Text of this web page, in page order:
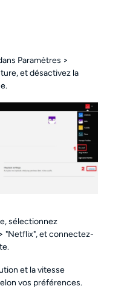
Paramètres >
et désactivez la
sélectionnez
"Netflix", et connectez-
et la vitesse
vos préférences.